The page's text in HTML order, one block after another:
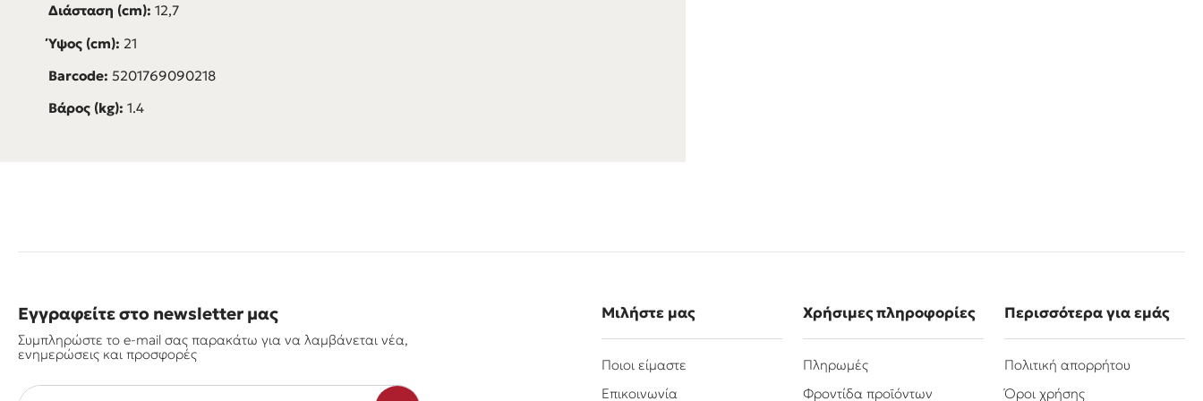
Διάσταση (cm): 12,7
Ύψος (cm): 21
Barcode: 5201769090218
Βάρος (kg): 1.4
Εγγραφείτε στο newsletter μας
Συμπληρώστε το e-mail σας παρακάτω για να λαμβάνεται νέα,
ενημερώσεις και προσφορές
Μιλήστε μας
Ποιοι είμαστε
Επικοινωνία
Χρήσιμες πληροφορίες
Πληρωμές
Φροντίδα προϊόντων
Περισσότερα για εμάς
Πολιτική απορρήτου
Όροι χρήσης